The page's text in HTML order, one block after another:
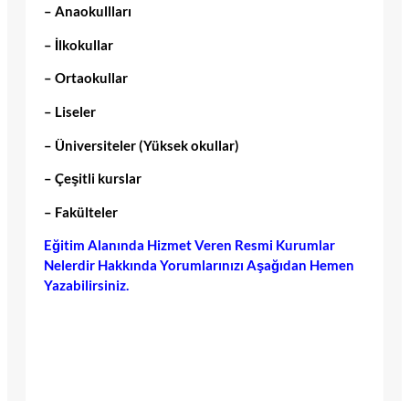
– Anaokullları
– İlkokullar
– Ortaokullar
– Liseler
– Üniversiteler (Yüksek okullar)
– Çeşitli kurslar
– Fakülteler
Eğitim Alanında Hizmet Veren Resmi Kurumlar
Nelerdir Hakkında Yorumlarınızı Aşağıdan Hemen
Yazabilirsiniz.